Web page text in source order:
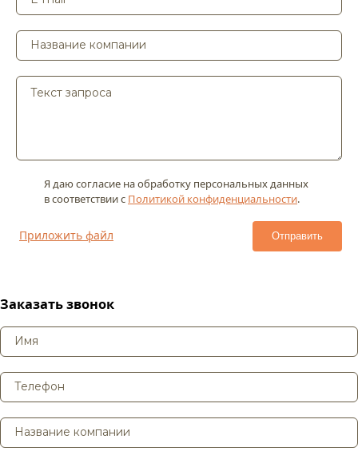
Я даю согласие на обработку персональных данных
в соответствии с Политикой конфиденциальности.
Приложить файл
Заказать звонок